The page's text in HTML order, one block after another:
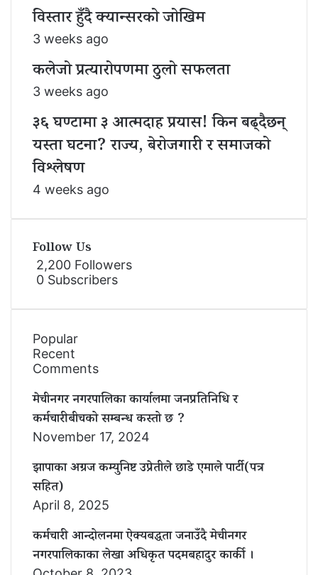
विस्तार हुँदै क्यान्सरको जोखिम
3 weeks ago
कलेजो प्रत्यारोपणमा ठुलो सफलता
3 weeks ago
३६ घण्टामा ३ आत्मदाह प्रयास! किन बढ्दैछन्
यस्ता घटना? राज्य, बेरोजगारी र समाजको
विश्लेषण
4 weeks ago
Follow Us
2,200 Followers
0 Subscribers
Popular
Recent
Comments
मेचीनगर नगरपालिका कार्यालमा जनप्रतिनिधि र
कर्मचारीबीचको सम्बन्ध कस्तो छ ?
November 17, 2024
झापाका अग्रज कम्युनिष्ट उप्रेतीले छाडे एमाले पार्टी(पत्र
सहित)
April 8, 2025
कर्मचारी आन्दोलनमा ऐक्यबद्धता जनाउँदै मेचीनगर
नगरपालिकाका लेखा अधिकृत पदमबहादुर कार्की ।